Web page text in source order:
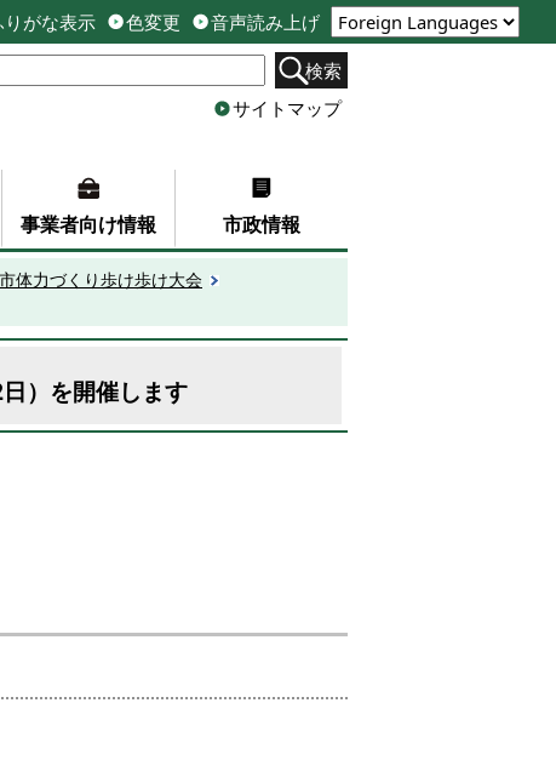
りがな表示 色変更
音声読み上げ
検索
サイトマップ
事業者向け情報 市政情報
体力づくり歩け歩け大会
）を開催します